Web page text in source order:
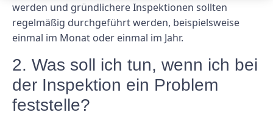
werden und gründlichere Inspektionen sollten
regelmäßig durchgeführt werden, beispielsweise
einmal im Monat oder einmal im Jahr.
2. Was soll ich tun, wenn ich bei
der Inspektion ein Problem
feststelle?